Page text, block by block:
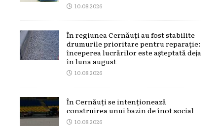
10.08.2026
În regiunea Cernăuți au fost stabilite
drumurile prioritare pentru reparație:
începerea lucrărilor este așteptată deja
în luna august
10.08.2026
În Cernăuți se intenționează
construirea unui bazin de înot social
10.08.2026